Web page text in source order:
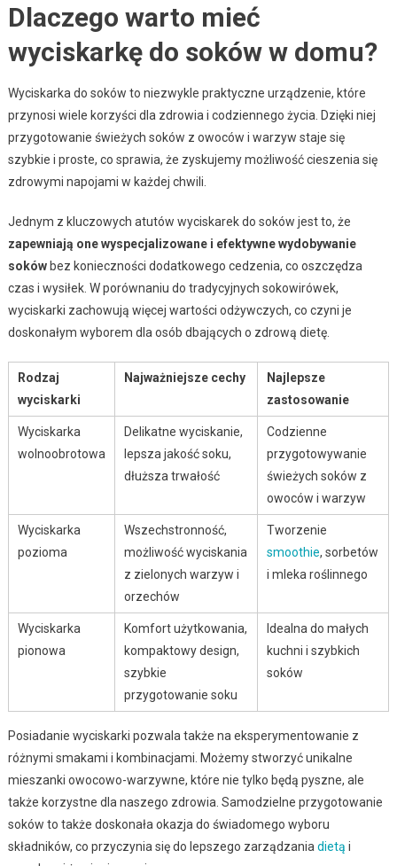
Dlaczego warto mieć
wyciskarkę do soków w domu?
Wyciskarka do soków to niezwykle praktyczne urządzenie, które
przynosi wiele korzyści dla zdrowia i codziennego życia. Dzięki niej
przygotowanie świeżych soków z owoców i warzyw staje się
szybkie i proste, co sprawia, że zyskujemy możliwość cieszenia się
zdrowymi napojami w każdej chwili.
Jednym z kluczowych atutów wyciskarek do soków jest to, że
zapewniają one wyspecjalizowane i efektywne wydobywanie
sokówbez konieczności dodatkowego cedzenia, co oszczędza
czas i wysiłek. W porównaniu do tradycyjnych sokowirówek,
wyciskarki zachowują więcej wartości odżywczych, co czyni je
doskonałym wyborem dla osób dbających o zdrową dietę.
Rodzaj
wyciskarki
Najważniejsze cechy
Najlepsze
zastosowanie
Wyciskarka
wolnoobrotowa
Delikatne wyciskanie,
lepsza jakość soku,
dłuższa trwałość
Codzienne
przygotowywanie
świeżych soków z
owoców i warzyw
Wyciskarka
pozioma
Wszechstronność,
możliwość wyciskania
z zielonych warzyw i
orzechów
Tworzenie
smoothie, sorbetów
i mleka roślinnego
Wyciskarka
pionowa
Komfort użytkowania,
kompaktowy design,
szybkie
przygotowanie soku
Idealna do małych
kuchni i szybkich
soków
Posiadanie wyciskarki pozwala także na eksperymentowanie z
różnymi smakami i kombinacjami. Możemy stworzyć unikalne
mieszanki owocowo-warzywne, które nie tylko będą pyszne, ale
także korzystne dla naszego zdrowia. Samodzielne przygotowanie
soków to także doskonała okazja do świadomego wyboru
składników, co przyczynia się do lepszego zarządzania dietą i